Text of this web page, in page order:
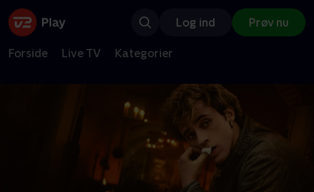
Log ind Prøv nu
Forside Live TV Kategorier